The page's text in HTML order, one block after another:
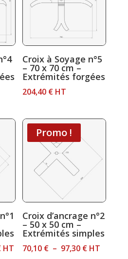
Croix à Soyage n°5
– 70 x 70 cm –
Extrémités forgées
204,40 € HT
Plage
HT
Promo !
Croix d’ancrage n°2
– 50 x 50 cm –
Extrémités simples
70,10 € – 97,30 €Plage
HT